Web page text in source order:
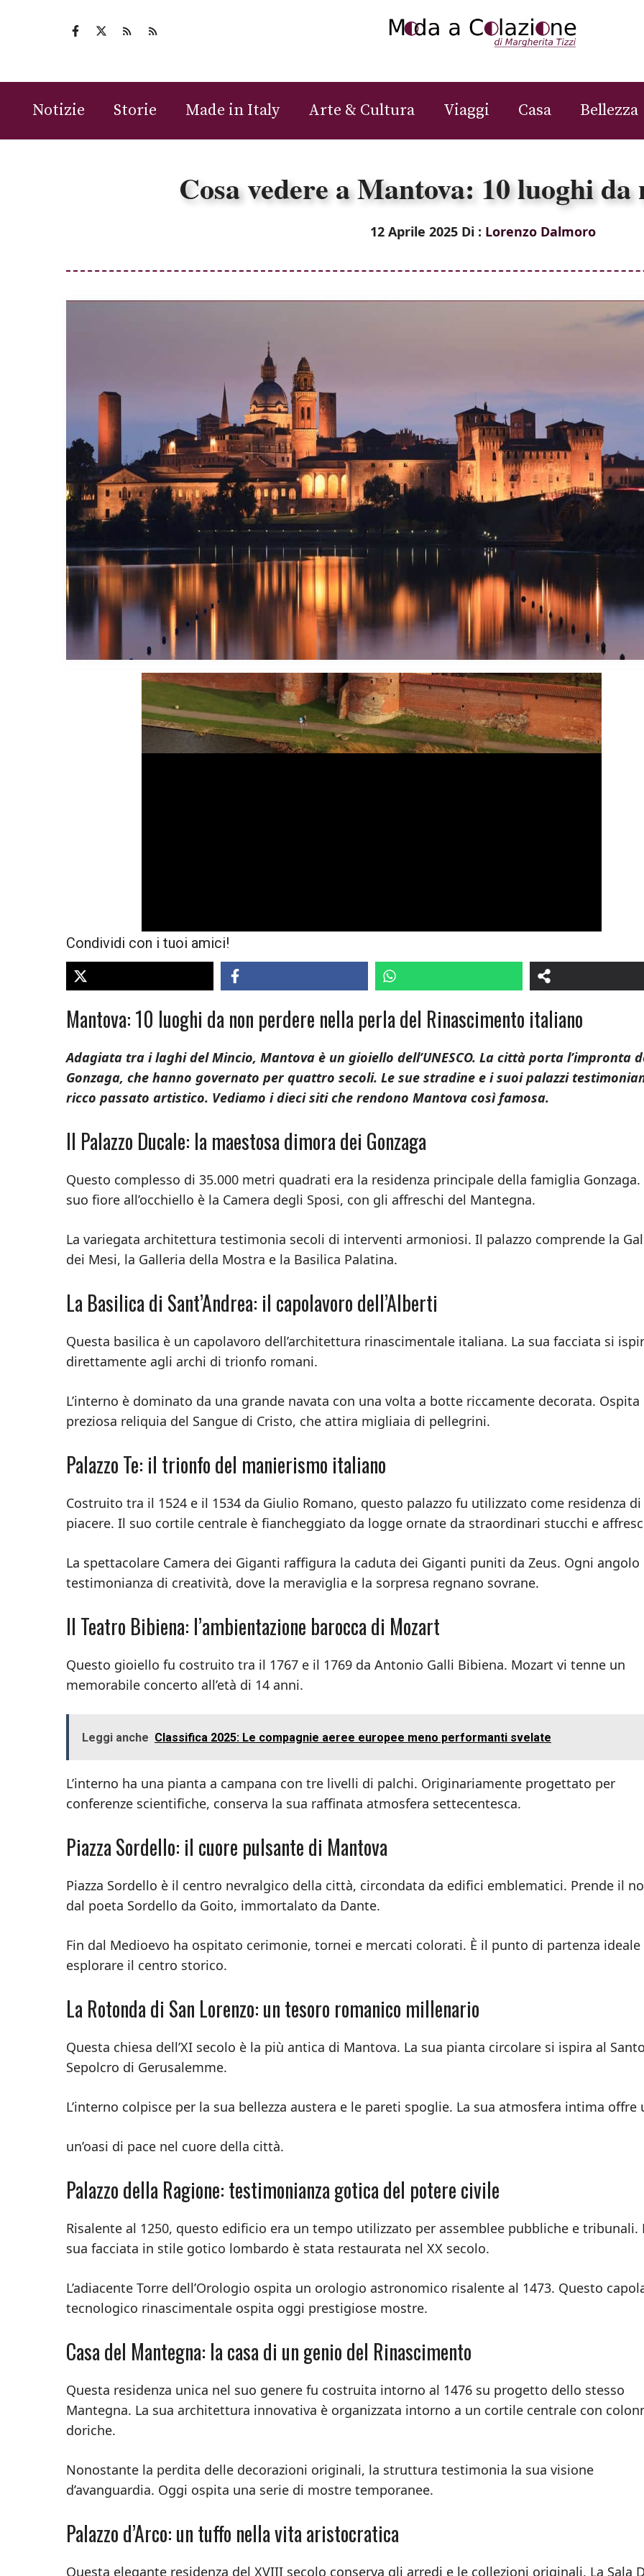
Notizie Storie Made in Italy Arte & Cultura Viaggi Casa Bellezza
Cosa vedere a Mantova: 10 luoghi
12 Aprile 2025 Di : Lorenzo Dalmoro
Condividi con i tuoi amici!
Mantova: 10 luoghi da non perdere nella perla del Rinascimento italiano
Adagiata tra i laghi del Mincio, Mantova è un gioiello dell’UNESCO. La città porta l’impronta
Gonzaga, che hanno governato per quattro secoli. Le sue stradine e i suoi palazzi
ricco passato artistico. Vediamo i dieci siti che rendono Mantova così famosa.
Il Palazzo Ducale: la maestosa dimora dei Gonzaga
Questo complesso di 35.000 metri quadrati era la residenza principale della famiglia
suo fiore all’occhiello è la Camera degli Sposi, con gli affreschi del Mantegna.
La variegata architettura testimonia secoli di interventi armoniosi. Il palazzo comprende la
dei Mesi, la Galleria della Mostra e la Basilica Palatina.
La Basilica di Sant’Andrea: il capolavoro dell’Alberti
Questa basilica è un capolavoro dell’architettura rinascimentale italiana. La sua facciata si
direttamente agli archi di trionfo romani.
L’interno è dominato da una grande navata con una volta a botte riccamente decorata. Ospita
preziosa reliquia del Sangue di Cristo, che attira migliaia di pellegrini.
Palazzo Te: il trionfo del manierismo italiano
Costruito tra il 1524 e il 1534 da Giulio Romano, questo palazzo fu utilizzato come residenza di
piacere. Il suo cortile centrale è fiancheggiato da logge ornate da straordinari stucchi e
La spettacolare Camera dei Giganti raffigura la caduta dei Giganti puniti da Zeus. Ogni angolo
testimonianza di creatività, dove la meraviglia e la sorpresa regnano sovrane.
Il Teatro Bibiena: l’ambientazione barocca di Mozart
Questo gioiello fu costruito tra il 1767 e il 1769 da Antonio Galli Bibiena. Mozart vi tenne un
memorabile concerto all’età di 14 anni.
Leggi anche Classifica 2025: Le compagnie aeree europee meno performanti svelate
L’interno ha una pianta a campana con tre livelli di palchi. Originariamente progettato per
conferenze scientifiche, conserva la sua raffinata atmosfera settecentesca.
Piazza Sordello: il cuore pulsante di Mantova
Piazza Sordello è il centro nevralgico della città, circondata da edifici emblematici. Prende il
dal poeta Sordello da Goito, immortalato da Dante.
Fin dal Medioevo ha ospitato cerimonie, tornei e mercati colorati. È il punto di partenza ideale
esplorare il centro storico.
La Rotonda di San Lorenzo: un tesoro romanico millenario
Questa chiesa dell’XI secolo è la più antica di Mantova. La sua pianta circolare si ispira al
Sepolcro di Gerusalemme.
L’interno colpisce per la sua bellezza austera e le pareti spoglie. La sua atmosfera intima offre
un’oasi di pace nel cuore della città.
Palazzo della Ragione: testimonianza gotica del potere civile
Risalente al 1250, questo edificio era un tempo utilizzato per assemblee pubbliche e tribunali.
sua facciata in stile gotico lombardo è stata restaurata nel XX secolo.
L’adiacente Torre dell’Orologio ospita un orologio astronomico risalente al 1473. Questo
tecnologico rinascimentale ospita oggi prestigiose mostre.
Casa del Mantegna: la casa di un genio del Rinascimento
Questa residenza unica nel suo genere fu costruita intorno al 1476 su progetto dello stesso
Mantegna. La sua architettura innovativa è organizzata intorno a un cortile centrale con
doriche.
Nonostante la perdita delle decorazioni originali, la struttura testimonia la sua visione
d’avanguardia. Oggi ospita una serie di mostre temporanee.
Palazzo d’Arco: un tuffo nella vita aristocratica
Questa elegante residenza del XVIII secolo conserva gli arredi e le collezioni originali. La Sala